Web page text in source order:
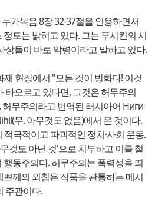
가복음 8장 32-37절을 인용하면서
도는 밝히고 있다. 그는 푸시킨의 시
상들이 바로 악령이라고 말하고 있다.
재 현장에서 "모든 것이 방화다! 이것
타오르고 있다면, 그것은 허무주의
허무주의라고 번역된 러시아어 Ниги
무, 아무것도 없음)에서 온 것이다.
극적이고 파괴적인 정치·사회 운동.
것도 아닌 것'으로 치부하고 이를 철
동주의다. 허무주의는 폭력성을 띄
께의 외침은 작품을 관통하는 메시
주관이다.